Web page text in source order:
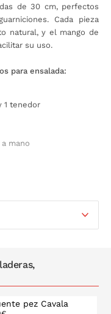
de 30 cm, perfectos
Cada pieza
natural, y el mango de
su uso.
para ensalada:
1 tenedor
mano